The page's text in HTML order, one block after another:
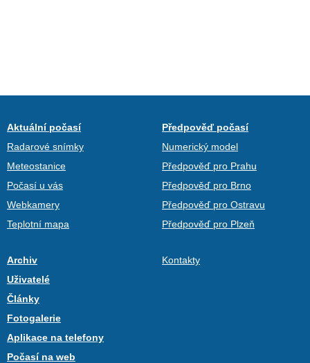
Aktuální počasí
Radarové snímky
Meteostanice
Počasí u vás
Webkamery
Teplotní mapa
Předpověď počasí
Numerický model
Předpověď pro Prahu
Předpověď pro Brno
Předpověď pro Ostravu
Předpověď pro Plzeň
Archiv
Uživatelé
Články
Fotogalerie
Aplikace na telefony
Počasí na web
Kontakty